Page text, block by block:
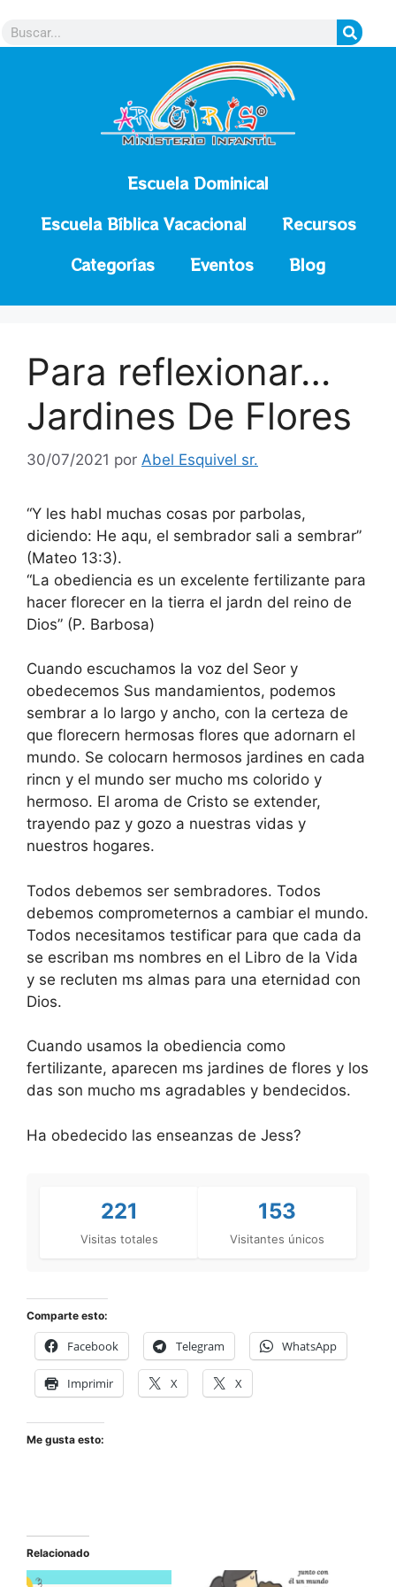
Escuela Dominical
Escuela Bíblica Vacacional
Recursos
Categorías
Eventos Blog
Para reflexionar…
Jardines De Flores
30/07/2021 por Abel Esquivel sr.
“Y les habl muchas cosas por parbolas,
diciendo: He aqu, el sembrador sali a sembrar”
(Mateo 13:3).
“La obediencia es un excelente fertilizante para
hacer florecer en la tierra el jardn del reino de
Dios” (P. Barbosa)
Cuando escuchamos la voz del Seor y
obedecemos Sus mandamientos, podemos
sembrar a lo largo y ancho, con la certeza de
que florecern hermosas flores que adornarn el
mundo. Se colocarn hermosos jardines en cada
rincn y el mundo ser mucho ms colorido y
hermoso. El aroma de Cristo se extender,
trayendo paz y gozo a nuestras vidas y
nuestros hogares.
Todos debemos ser sembradores. Todos
debemos comprometernos a cambiar el mundo.
Todos necesitamos testificar para que cada da
se escriban ms nombres en el Libro de la Vida
y se recluten ms almas para una eternidad con
Dios.
Cuando usamos la obediencia como
fertilizante, aparecen ms jardines de flores y los
das son mucho ms agradables y bendecidos.
Ha obedecido las enseanzas de Jess?
221
Visitas totales
153
Visitantes únicos
Comparte esto:
Facebook Telegram WhatsApp
Imprimir X X
Me gusta esto:
Relacionado